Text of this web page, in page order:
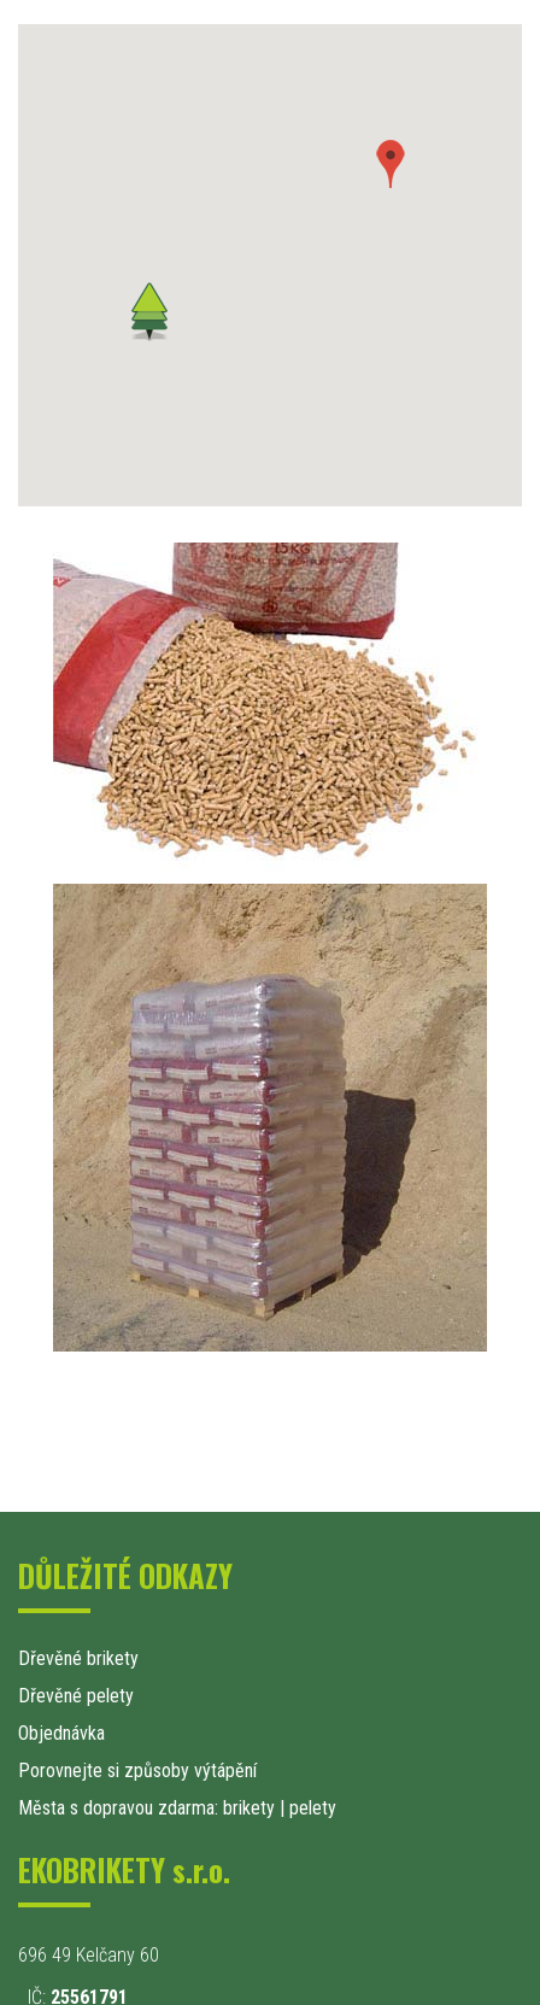
DŮLEŽITÉ ODKAZY
Dřevěné brikety
Dřevěné pelety
Objednávka
Porovnejte si způsoby výtápění
Města s dopravou zdarma: brikety | pelety
EKOBRIKETY s.r.o.
696 49 Kelčany 60
IČ: 25561791